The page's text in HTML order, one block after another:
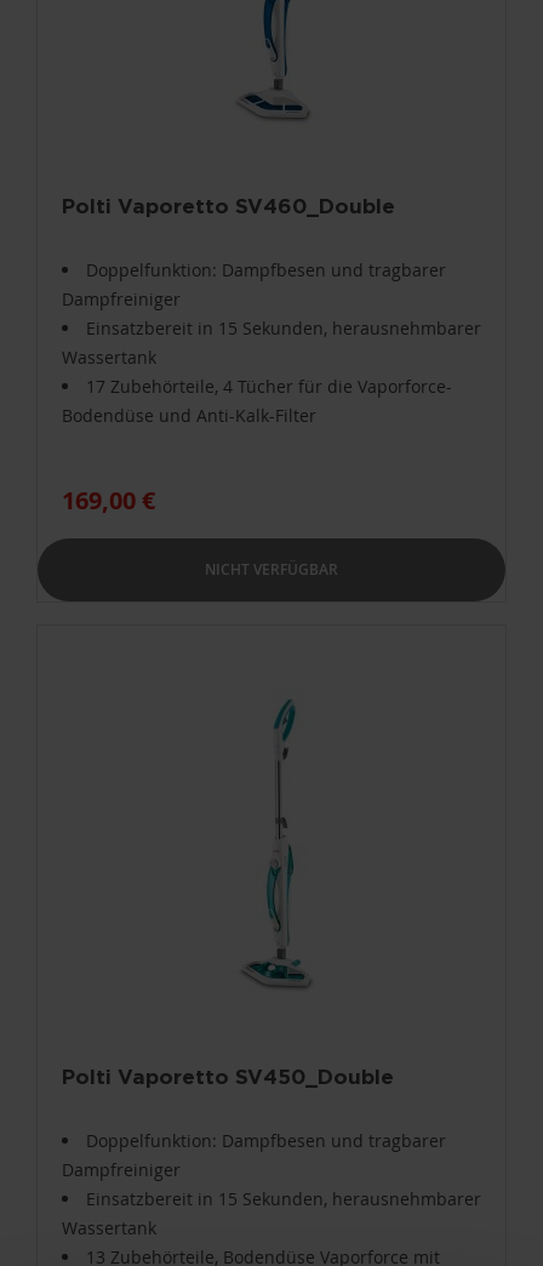
Polti Vaporetto SV460_Double
Doppelfunktion: Dampfbesen und tragbarer
Dampfreiniger
Einsatzbereit in 15 Sekunden, herausnehmbarer
Wassertank
17 Zubehörteile, 4 Tücher für die Vaporforce-
Bodendüse und Anti-Kalk-Filter
169,00 €
NICHT VERFÜGBAR
Polti Vaporetto SV450_Double
Doppelfunktion: Dampfbesen und tragbarer
Dampfreiniger
Einsatzbereit in 15 Sekunden, herausnehmbarer
Wassertank
13 Zubehörteile, Bodendüse Vaporforce mit